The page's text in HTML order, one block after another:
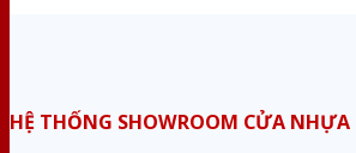
HỆ THỐNG SHOWROOM CỬA